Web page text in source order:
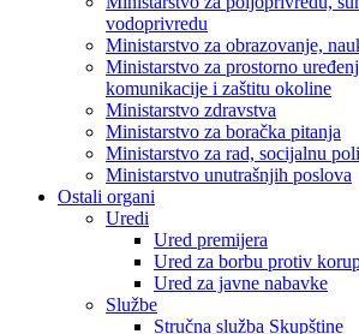
vodoprivredu
Ministarstvo za obrazovanje,
Ministarstvo za prostorno
komunikacije i zaštitu okoline
Ministarstvo zdravstva
Ministarstvo za boračka pitanja
Ministarstvo za rad, socijalnu
Ministarstvo unutrašnjih poslova
Ostali organi
Uredi
Ured premijera
Ured za borbu protiv
Ured za javne nabavke
Službe
Stručna služba Skupštine